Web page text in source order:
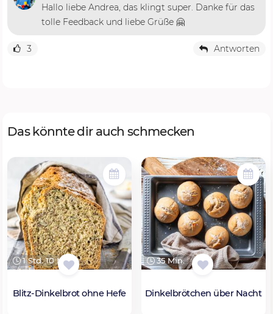
Hallo liebe Andrea, das klingt super. Danke für das
tolle Feedback und liebe Grüße 🤗
3 Antworten
Das könnte dir auch schmecken
1 Std. 10 Min.
Blitz-Dinkelbrot ohne Hefe
35 Min.
Dinkelbrötchen über Nacht